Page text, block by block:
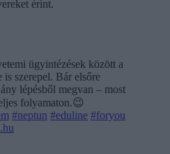
érint.
ügyintézések között a
szerepel. Bár elsőre
lépésből megvan – most
folyamaton.😉
#neptun #eduline #foryou